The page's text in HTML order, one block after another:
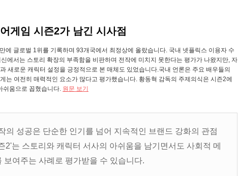
게임 시즌2가 남긴 시사점
에 글로벌 1위를 기록하며 93개국에서 최정상에 올랐습니다. 국내 넷플릭스 이용자 수
에서는 스토리 확장의 부족함을 비판하며 전작에 미치지 못한다는 평가가 나왔지만, 자
새로운 캐릭터 설정을 긍정적으로 본 매체도 있었습니다.국내 언론은 주요 배우들의
는 여전히 매력적인 요소가 많다고 평가했습니다. 황동혁 감독의 주제의식은 시즌2에
움으로 꼽혔습니다. 원문 보기
의 성공은 단순한 인기를 넘어 지속적인 브랜드 강화의 관점
2'는 스토리와 캐릭터 서사의 아쉬움을 남기면서도 사회적 메
여주는 사례로 평가받을 수 있습니다.